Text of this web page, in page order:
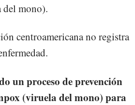
del mono).
centroamericana no registra
un proceso de prevención
(viruela del mono) para